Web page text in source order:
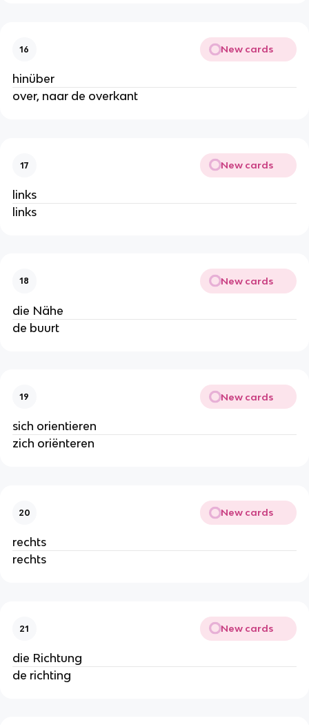
16 New cards
hinüber
over, naar de overkant
17 New cards
links
links
18 New cards
die Nähe
de buurt
19 New cards
sich orientieren
zich oriënteren
20 New cards
rechts
rechts
21 New cards
die Richtung
de richting